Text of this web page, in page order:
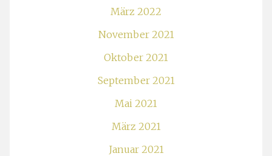
März 2022
November 2021
Oktober 2021
September 2021
Mai 2021
März 2021
Januar 2021